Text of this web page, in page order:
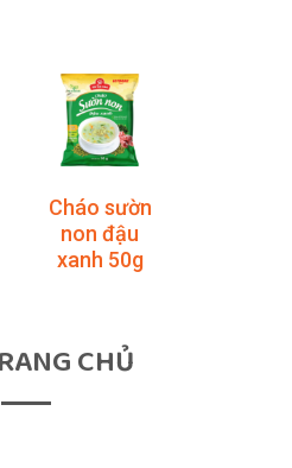
Cháo sườn
non đậu
xanh 50g
CHỦ